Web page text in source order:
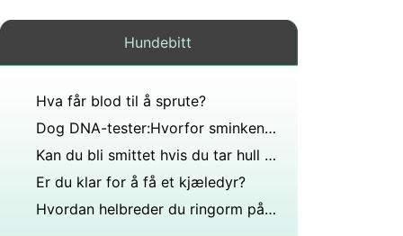
Hundebitt
Hva får blod til å sprute?
Dog DNA-tester:Hvorfor sminken til din Mutt betyr noe
Kan du bli smittet hvis du tar hull på deg selv med den samme nålen som vennen din gjorde?
Er du klar for å få et kjæledyr?
Hvordan helbreder du ringorm på hunder?